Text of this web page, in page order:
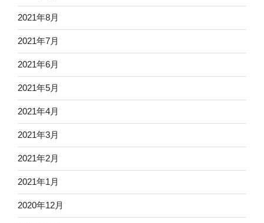
2021年8月
2021年7月
2021年6月
2021年5月
2021年4月
2021年3月
2021年2月
2021年1月
2020年12月